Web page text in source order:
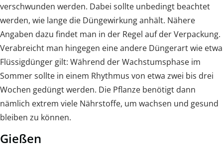
verschwunden werden. Dabei sollte unbedingt beachtet
werden, wie lange die Düngewirkung anhält. Nähere
Angaben dazu findet man in der Regel auf der Verpackung.
Verabreicht man hingegen eine andere Düngerart wie etwa
Flüssigdünger gilt: Während der Wachstumsphase im
Sommer sollte in einem Rhythmus von etwa zwei bis drei
Wochen gedüngt werden. Die Pflanze benötigt dann
nämlich extrem viele Nährstoffe, um wachsen und gesund
bleiben zu können.
Gießen